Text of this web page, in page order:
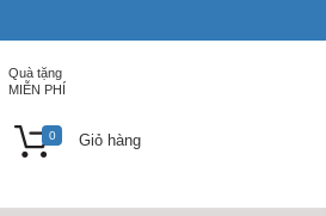
Quà tặng
MIỄN PHÍ
0 Giỏ hàng